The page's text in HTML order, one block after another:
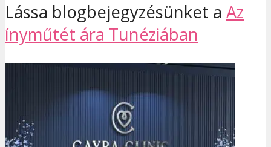
Lássa blogbejegyzésünket a Az
ínyműtét ára Tunéziában